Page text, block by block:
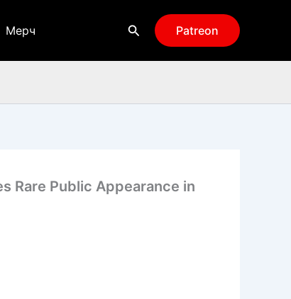
Мерч Поиск Patreon
Rare Public Appearance in